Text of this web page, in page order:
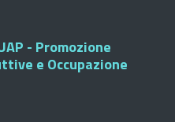
- Promozione
e Occupazione